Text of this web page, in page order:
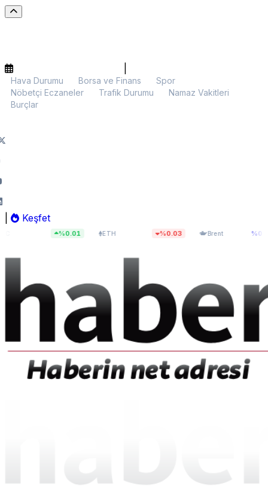
Hava Durumu Borsa ve Finans
Spor
Nöbetçi Eczaneler
Trafik Durumu
Namaz Vakitleri
Burçlar
Keşfet
ETH $1.919,39 %0.03 Brent$83,55 %0.00 BIST